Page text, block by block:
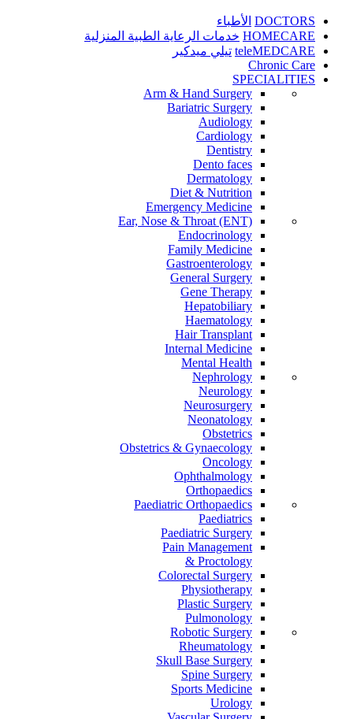
DOCTORS الأطباء
HOMECARE خدمات الرعاية الطبية المنزلية
teleMEDCARE تيلي ميدكير
Chronic Care
SPECIALITIES
Arm & Hand Surgery
Bariatric Surgery
Audiology
Cardiology
Dentistry
Dento faces
Dermatology
Diet & Nutrition
Emergency Medicine
Ear, Nose & Throat (ENT)
Endocrinology
Family Medicine
Gastroenterology
General Surgery
Gene Therapy
Hepatobiliary
Haematology
Hair Transplant
Internal Medicine
Mental Health
Nephrology
Neurology
Neurosurgery
Neonatology
Obstetrics
Obstetrics & Gynaecology
Oncology
Ophthalmology
Orthopaedics
Paediatric Orthopaedics
Paediatrics
Paediatric Surgery
Pain Management
Proctology &
Colorectal Surgery
Physiotherapy
Plastic Surgery
Pulmonology
Robotic Surgery
Rheumatology
Skull Base Surgery
Spine Surgery
Sports Medicine
Urology